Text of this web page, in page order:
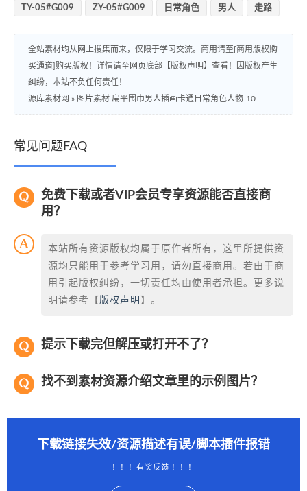
TY-05#G009 ZY-05#G009 日常角色 男人 走路
全站素材均从网上搜集而来，仅限于学习交流。商用请至[商用版权购
买通道]购买版权！详情请至网页底部【版权声明】查看！因版权产生
纠纷，本站不负任何责任！
源库素材网 » 图片素材 扁平围巾男人插画卡通日常角色人物-10
常见问题FAQ
免费下载或者VIP会员专享资源能否直接商
用？
本站所有资源版权均属于原作者所有，这里所提供资
源均只能用于参考学习用，请勿直接商用。若由于商
用引起版权纠纷，一切责任均由使用者承担。更多说
明请参考【 版权声明 】。
提示下载完但解压或打开不了？
找不到素材资源介绍文章里的示例图片？
下载链接失效/资源描述有误/脚本插件报错
！！！有奖反馈 ！！！